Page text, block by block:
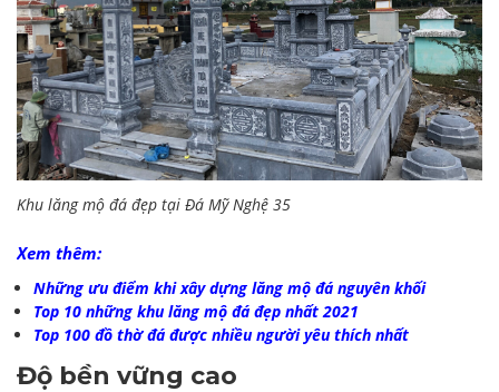
Khu lăng mộ đá đẹp tại Đá Mỹ Nghệ 35
Xem thêm:
Những ưu điểm khi xây dựng lăng mộ đá nguyên khối
Top 10 những khu lăng mộ đá đẹp nhất 2021
Top 100 đồ thờ đá được nhiều người yêu thích nhất
Độ bền vững cao